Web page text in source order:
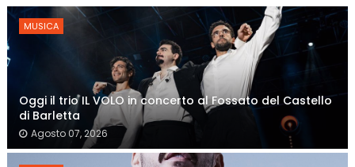
MUSICA
Oggi il trio IL VOLO in concerto al Fossato del Castello
di Barletta
Agosto 07, 2026